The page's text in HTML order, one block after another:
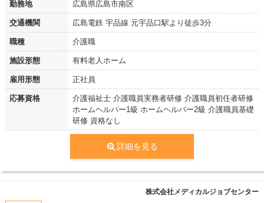
勤務地 広島県広島市南区
交通機関 広島電鉄 宇品線 元宇品口駅より徒歩3分
職種 介護職
施設形態 有料老人ホーム
雇用形態 正社員
応募資格
介護福祉士 介護職員実務者研修 介護職員初任者研修
ホームヘルパー1級 ホームヘルパー2級 介護職員基礎
研修 資格なし
詳細を見る
株式会社メディカルジョブセンター